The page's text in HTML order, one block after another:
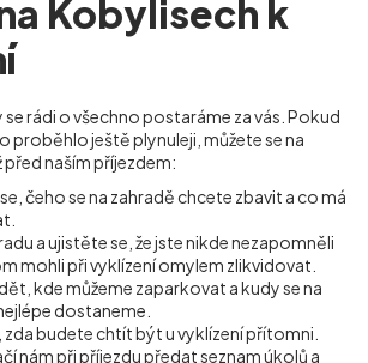
Kobylisech k
se rádi o všechno postaráme za vás. Pokud
proběhlo ještě plynuleji, můžete se na
naším příjezdem:
čeho se na zahradě chcete zbavit a co má
a ujistěte se, že jste nikde nezapomněli
mohli při vyklízení omylem zlikvidovat.
kde můžeme zaparkovat a kudy se na
dostaneme.
budete chtít být u vyklízení přítomni.
nám při příjezdu předat seznam úkolů a